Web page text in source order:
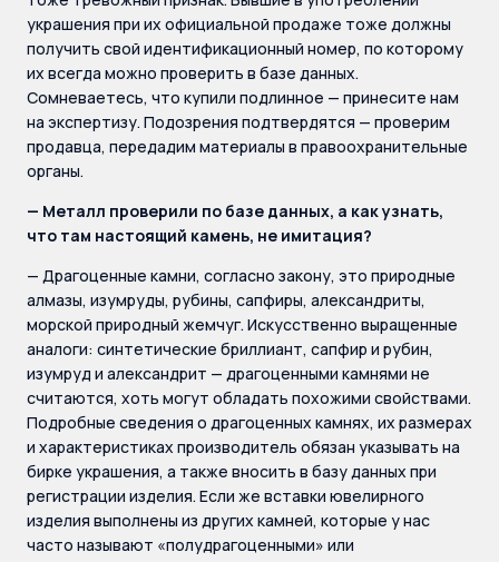
украшения при их официальной продаже тоже должны
получить свой идентификационный номер, по которому
их всегда можно проверить в базе данных.
Сомневаетесь, что купили подлинное — принесите нам
на экспертизу. Подозрения подтвердятся — проверим
продавца, передадим материалы в правоохранительные
органы.
— Металл проверили по базе данных, а как узнать,
что там настоящий камень, не имитация?
— Драгоценные камни, согласно закону, это природные
алмазы, изумруды, рубины, сапфиры, александриты,
морской природный жемчуг. Искусственно выращенные
аналоги: синтетические бриллиант, сапфир и рубин,
изумруд и александрит — драгоценными камнями не
считаются, хоть могут обладать похожими свойствами.
Подробные сведения о драгоценных камнях, их размерах
и характеристиках производитель обязан указывать на
бирке украшения, а также вносить в базу данных при
регистрации изделия. Если же вставки ювелирного
изделия выполнены из других камней, которые у нас
часто называют «полудрагоценными» или